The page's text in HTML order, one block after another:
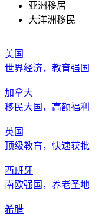
亚洲移居
大洋洲移民
美国
世界经济，教育强国
加拿大
移民大国，高额福利
英国
顶级教育，快速获批
西班牙
南欧强国，养老圣地
希腊